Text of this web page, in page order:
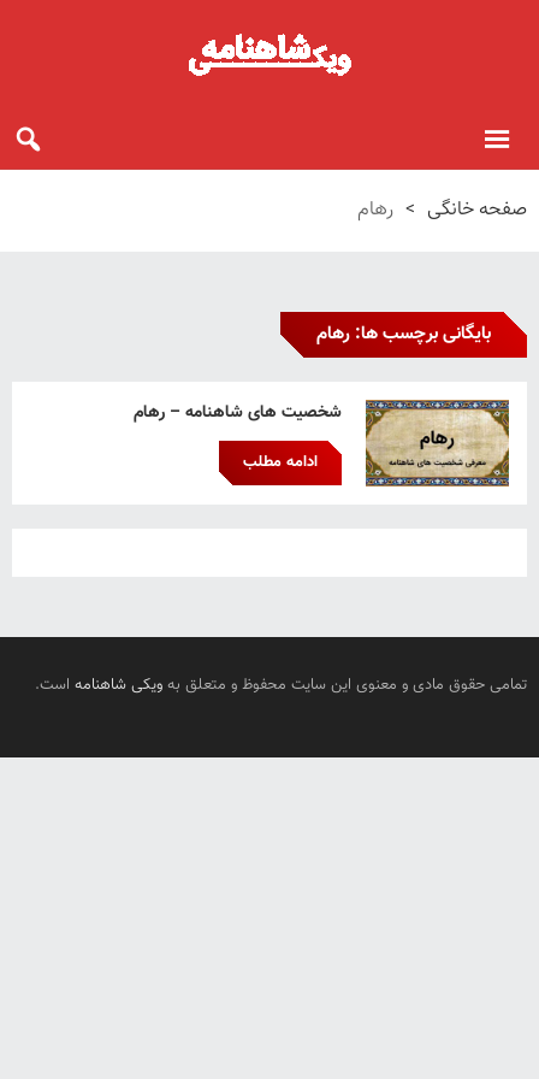
صفحه خانگی > رهام
بایگانی برچسب ها: رهام
شخصیت های شاهنامه – رهام
ادامه مطلب
تمامی حقوق مادی و معنوی این سایت محفوظ و متعلق به ویکی شاهنامه است.